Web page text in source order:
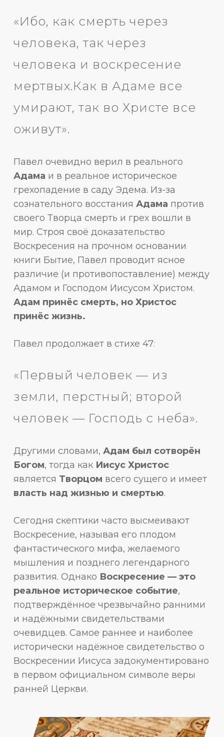
«Ибо, как смерть через
человека, так через
человека и воскресение
мертвых.Как в Адаме все
умирают, так во Христе все
оживут».
Павел очевидно верил в реального
Адама и в реальное историческое
грехопадение в саду Эдема. Из-за
сознательного восстания Адама против
своего Творца смерть и грех вошли в
мир. Строя своё доказательство
Воскресения на прочном основании
книги Бытие, Павел проводит ясное
различие (и противопоставление) между
Адамом и Господом Иисусом Христом.
Адам принёс смерть, но Христос
принёс жизнь.
Павел продолжает в стихе 47:
«Первый человек — из
земли, перстный; второй
человек — Господь с неба».
Другими словами, Адам был сотворён
Богом, тогда как Иисус Христос
является Творцом всего сущего и имеет
власть над жизнью и смертью.
Сегодня скептики часто высмеивают
Воскресение, называя его плодом
фантастического мифа, желаемого
мышления и позднего легендарного
развития. Однако Воскресение — это
реальное историческое событие,
подтверждённое чрезвычайно ранними
и надёжными свидетельствами
очевидцев. Самое раннее и наиболее
исторически надёжное свидетельство о
Воскресении Иисуса задокументировано
в первом официальном символе веры
ранней Церкви.